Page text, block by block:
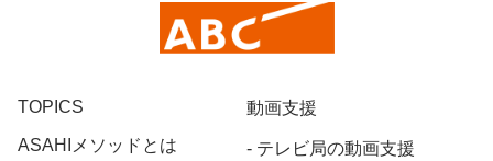
TOPICS
ASAHIメソッドとは
動画支援
テレビ局の動画支援